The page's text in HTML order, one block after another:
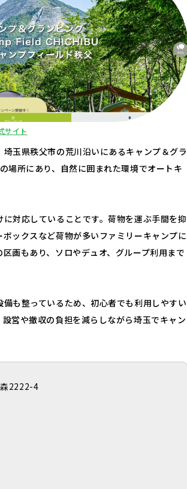
サイト
玉県秩父市の荒川沿いにあるキャンプ＆グラ
場所にあり、自然に囲まれた環境でオートキ
対応していることです。荷物を運ぶ手間を抑
ックスなど荷物が多いファミリーキャンプに
画もあり、ソロやデュオ、グループ利用まで
も整っているため、初心者でも利用しやすい
営や撤収の負担を減らしながら埼玉でキャン
2222-4